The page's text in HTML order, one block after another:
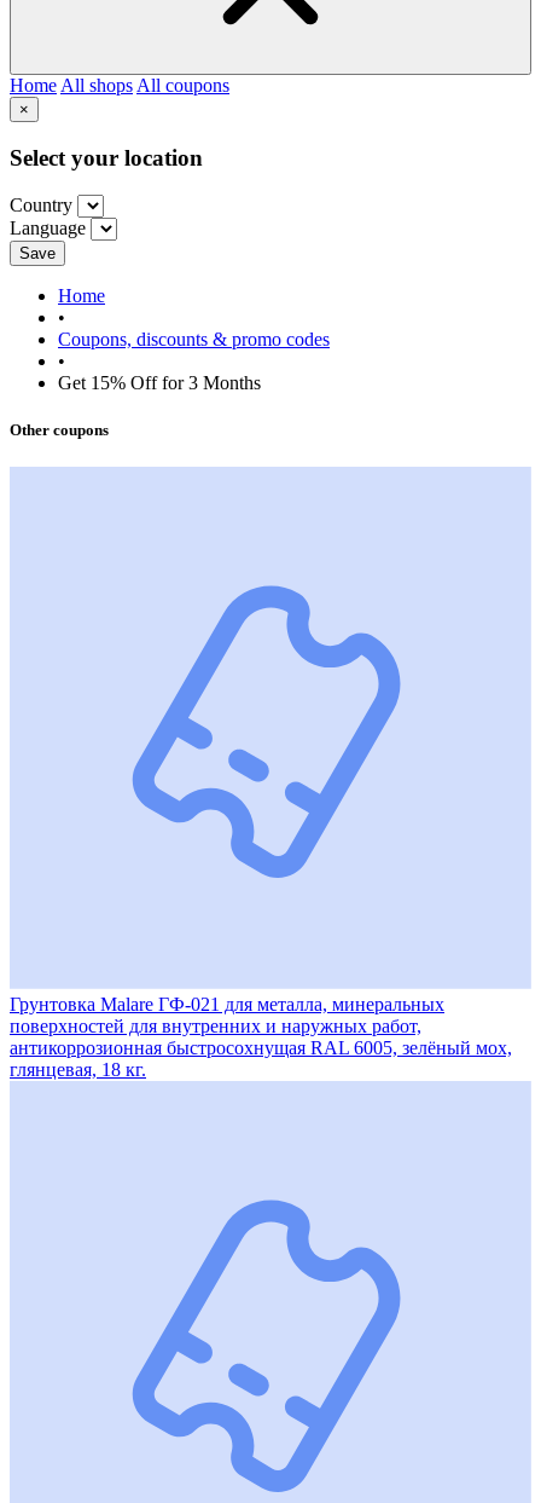
Home All shops All coupons
×
Select your location
Country
Language
Save
Home
•
Coupons, discounts & promo codes
•
Get 15% Off for 3 Months
Other coupons
Грунтовка Malare ГФ-021 для металла, минеральных
поверхностей для внутренних и наружных работ,
антикоррозионная быстросохнущая RAL 6005, зелёный мох,
глянцевая, 18 кг.